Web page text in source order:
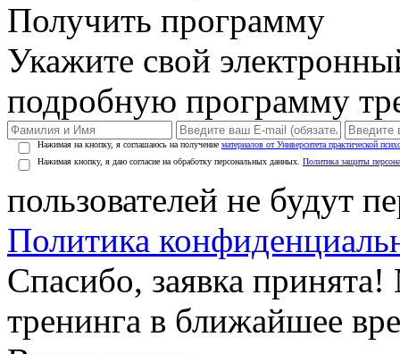
Получить программу
Укажите свой
подробную программу
Нажимая на кнопку, я соглашаюсь на получение материалов от Университета практической
Нажимая кнопку, я даю согласие на обработку персональных данных. Политика защиты
пользователей не будут
Политика
Спасибо, заявка
тренинга в ближайшее